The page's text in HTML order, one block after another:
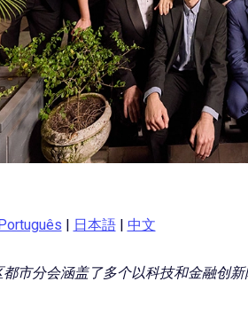
| 日本語| 中文
都市分会涵盖了多个以科技和金融创